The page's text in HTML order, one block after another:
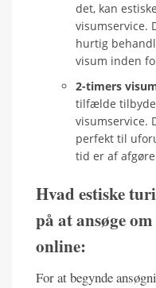
det, kan
visumservice.
hurtig
visum inden
2-timers
tilfælde
visumservice.
perfekt til
tid er af
Hvad estiske
på at ansøge
online:
For at begynde